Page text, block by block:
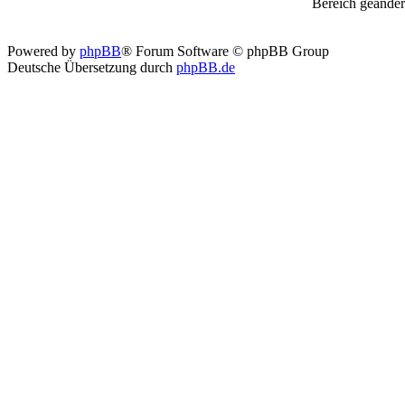
Bereich
Powered by phpBB® Forum Software © phpBB Group
Deutsche Übersetzung durch phpBB.de